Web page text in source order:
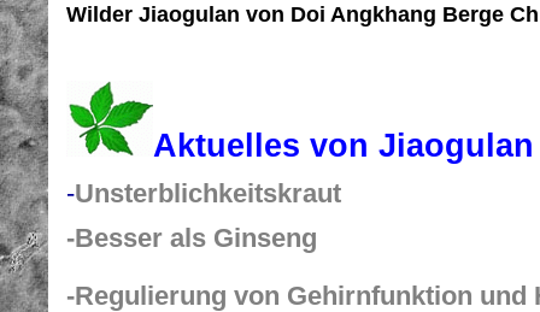
Wilder Jiaogulan von Doi Angkhang Berge
Aktuelles von Jiaogulan
-Unsterblichkeitskraut
-Besser als Ginseng
-Regulierung von Gehirnfunktion und